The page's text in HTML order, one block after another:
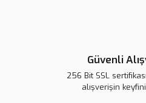
Güvenli
256 Bit SSL
alışverişin keyfini